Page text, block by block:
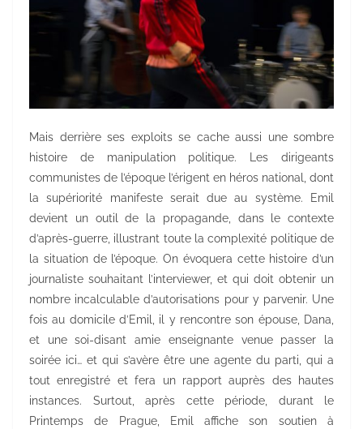
Mais derrière ses exploits se cache aussi une sombre
histoire de manipulation politique. Les dirigeants
communistes de l’époque l’érigent en héros national, dont
la supériorité manifeste serait due au système. Emil
devient un outil de la propagande, dans le contexte
d’après-guerre, illustrant toute la complexité politique de
la situation de l’époque. On évoquera cette histoire d’un
journaliste souhaitant l’interviewer, et qui doit obtenir un
nombre incalculable d’autorisations pour y parvenir. Une
fois au domicile d’Emil, il y rencontre son épouse, Dana,
et une soi-disant amie enseignante venue passer la
soirée ici… et qui s’avère être une agente du parti, qui a
tout enregistré et fera un rapport auprès des hautes
instances. Surtout, après cette période, durant le
Printemps de Prague, Emil affiche son soutien à